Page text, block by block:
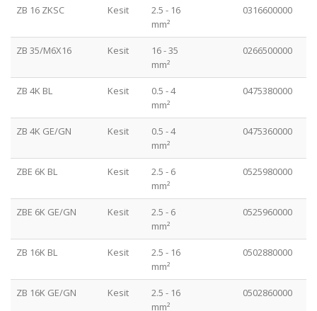
ZB 16 ZKSC Kesit
2.5 - 16
mm²
0316600000
ZB 35/M6X16 Kesit
16 - 35
mm²
0266500000
ZB 4K BL Kesit
0.5 - 4
mm²
0475380000
ZB 4K GE/GN Kesit
0.5 - 4
mm²
0475360000
ZBE 6K BL Kesit
2.5 - 6
mm²
0525980000
ZBE 6K GE/GN Kesit
2.5 - 6
mm²
0525960000
ZB 16K BL Kesit
2.5 - 16
mm²
0502880000
ZB 16K GE/GN Kesit
2.5 - 16
mm²
0502860000
Kapalı Tip LRS Serisi
Kapalı Tip RS ve RSP Serileri
Yüksek Güçler (3 Faz VAC Beslemeli)
Ray Montaj MDR Serisi
APV Serisi LED Güç Kaynakları